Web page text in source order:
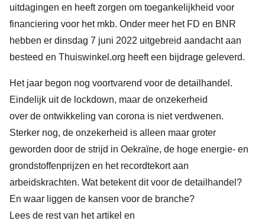
uitdagingen en heeft zorgen om toegankelijkheid voor
financiering voor het mkb. Onder meer het FD en BNR
hebben er dinsdag 7 juni 2022 uitgebreid aandacht aan
besteed en Thuiswinkel.org heeft een bijdrage geleverd.
Het jaar begon nog voortvarend voor de detailhandel.
Eindelijk uit de lockdown, maar de onzekerheid
over de ontwikkeling van corona is niet verdwenen.
Sterker nog, de onzekerheid is alleen maar groter
geworden door de strijd in Oekraïne, de hoge energie- en
grondstoffenprijzen en het recordtekort aan
arbeidskrachten. Wat betekent dit voor de detailhandel?
En waar liggen de kansen voor de branche?
Lees de rest van het artikel en